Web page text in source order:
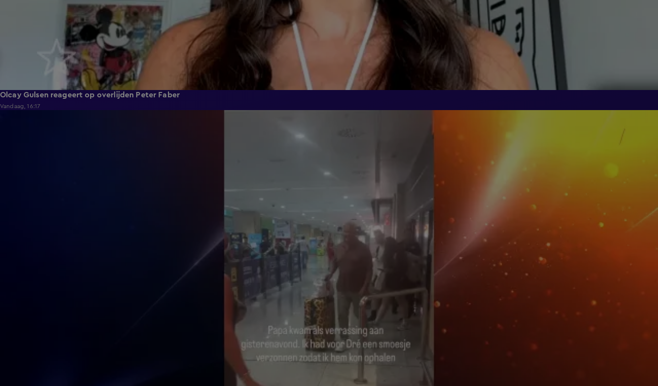
Olcay Gulsen reageert op overlijden Peter Faber
Vandaag, 16:17